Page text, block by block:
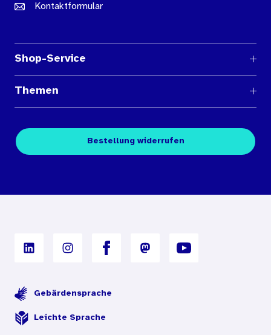
Kontaktformular
Shop-Service
Medienübersichten
Kontakt
Themen
Fachpublikationen
Digitales Archiv
Bestellung widerrufen
Gebärdensprache
Leichte Sprache